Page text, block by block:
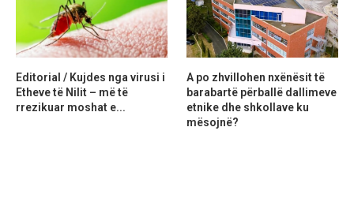
Editorial / Kujdes nga virusi i
Etheve të Nilit – më të
rrezikuar moshat e...
A po zhvillohen nxënësit të
barabartë përballë dallimeve
etnike dhe shkollave ku
mësojnë?